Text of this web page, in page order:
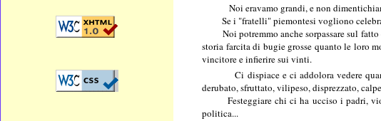
Noi eravamo grandi, e non
Se i "fratelli" piemontesi vogliono
Noi potremmo anche sorpassare sul fatto
storia farcita di bugie grosse quanto le loro
vincitore e infierire sui vinti.
Ci dispiace e ci addolora vedere
derubato, sfruttato, vilipeso, disprezzato,
Festeggiare chi ci ha ucciso i padri,
politica...